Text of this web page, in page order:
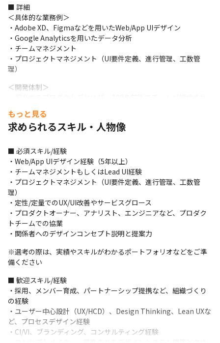
■ 詳細
＜具体的な業務例＞
・Adobe XD、Figmaなどを用いたWeb/App UIデザイン
・Google Analyticsを用いたデータ分析
・チームマネジメント
・プロジェクトマネジメント（UI要件定義、進行管理、工数管
理）
＜開発体制＞
・大規模なチームに配属された場合でも、実際に関わるメンバー
は多くて15名程度です
ンジニアがいる場合も、エンジニアだけの場合もあります
＜開発の進め方＞
・ほとんどのメンバーがリモートワークを行っているため、文面
でのコミュニケーションにはSlack、音声でのコミュニケーション
にはTeams、Google Meet、Zoomを用いています
・プロジェクト管理にはBacklog、JIRAを用いています
・朝会、夕会をしているチームが多く、そこでタスクやスケジュ
ールの確認も行っています
・チームによっては技術選定やツール選定なども行っています
＜入社後の流れ＞
・希望状況に合ったプロダクトのチームや、スキルのマッチする
プロダクトのチームにアサインします
■ この仕事の面白み、魅力
・1,500万人以上の会員サービスである『Pontaパス』や、4,000
万以上のau、UQ、Povoユーザーの日常をより心地よくするメデ
ィア、エンタメ、コマースなどのサービス、5G/xRやヘルスケアア
プリなどの未来に向けた新規領域などに挑戦できます
もっと見る
求められるスキル・人物像
■ 必須スキル/経験
・Web/App UIデザイン経験（5年以上）
・チームマネジメントもしくはLead UI経験
・プロジェクトマネジメント（UI要件定義、進行管理、工数管
理）
・定性/定量でのUX/UI改善やサービスグロース
・プロダクトオーナー、アナリスト、エンジニアなど、プロダク
トチームでの協業
・関係者へのデザインコンセプト説明と提案力
※選考の際は、実績やスキルがわかるポートフォリオなどをご準
備ください
■ 歓迎スキル/経験
・採用、メンバー育成、パートナーシップ提携など、組織づくり
の経験
・ユーザー中心設計（UX/HCD）、Design Thinking、Lean UXな
ど、プロセスデザイン経験
・CI/VI、ブランディング、コンサルティング経験